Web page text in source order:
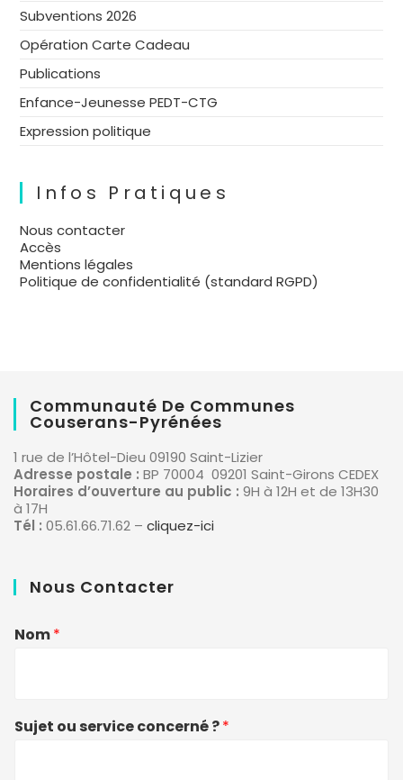
Subventions 2026
Opération Carte Cadeau
Publications
Enfance-Jeunesse PEDT-CTG
Expression politique
Infos Pratiques
Nous contacter
Accès
Mentions légales
Politique de confidentialité (standard RGPD)
Communauté De Communes
Couserans-Pyrénées
1 rue de l’Hôtel-Dieu 09190 Saint-Lizier
Adresse postale : BP 70004 09201 Saint-Girons CEDEX
Horaires d’ouverture au public : 9H à 12H et de 13H30
à 17H
Tél : 05.61.66.71.62 – cliquez-ici
Nous Contacter
Nom*
Sujet ou service concerné ?*